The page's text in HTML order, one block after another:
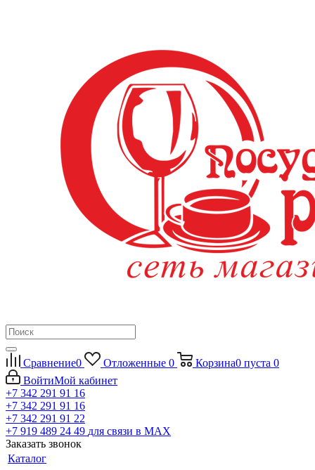
Сравнение0 Отложенные 0 Корзина0 пуста 0
ВойтиМой кабинет
+7 342 291 91 16
+7 342 291 91 16
+7 342 291 91 22
+7 919 489 24 49 для связи в МАХ
Заказать звонок
Каталог